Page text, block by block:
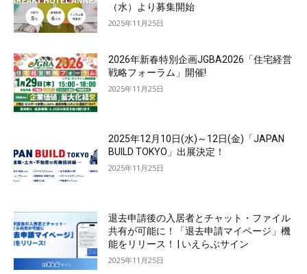
（水）より募集開始
2025年11月25日
2026年新春特別企画JGBA2026「住宅経営
戦略フォーラム」開催!
2025年11月25日
2025年12月10日(水)～12日(金)「JAPAN
BUILD TOKYO」出展決定！
2025年11月25日
退去申請後の入居者とチャット・ファイル
共有が可能に！「退去申請マイページ」機
能をリリース！ | いえらぶサイン
2025年11月25日